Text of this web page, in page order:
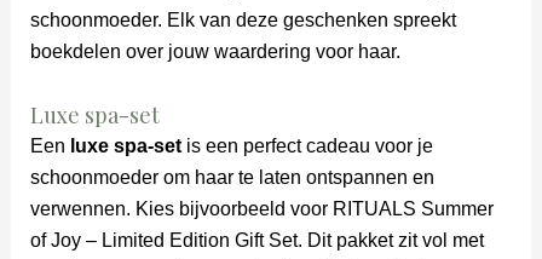
schoonmoeder. Elk van deze geschenken spreekt
boekdelen over jouw waardering voor haar.
Luxe spa-set
Een luxe spa-setis een perfect cadeau voor je
schoonmoeder om haar te laten ontspannen en
verwennen. Kies bijvoorbeeld voor RITUALS Summer
of Joy – Limited Edition Gift Set. Dit pakket zit vol met